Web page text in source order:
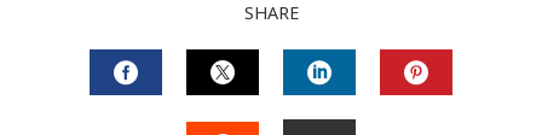
SHARE
FACEBOOKTWITTERLINKEDIN